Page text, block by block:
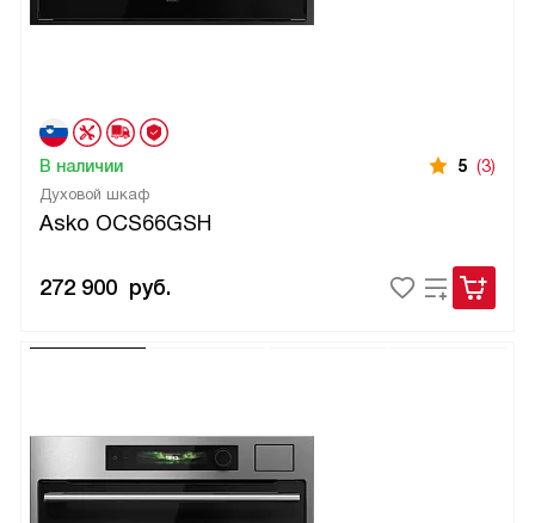
Духовой шкаф
Asko OCS66GSH
В наличии 5 (3)
272 900 руб.